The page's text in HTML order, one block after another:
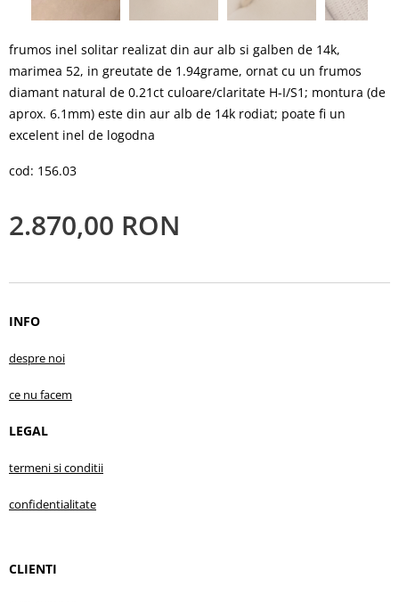
frumos inel solitar realizat din aur alb si galben de 14k,
marimea 52, in greutate de 1.94grame, ornat cu un frumos
diamant natural de 0.21ct culoare/claritate H-I/S1; montura (de
aprox. 6.1mm) este din aur alb de 14k rodiat; poate fi un
excelent inel de logodna
cod: 156.03
2.870,00 RON
INFO
despre noi
ce nu facem
LEGAL
termeni si conditii
confidentialitate
CLIENTI